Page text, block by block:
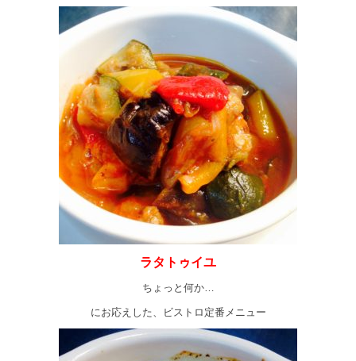
ラタトゥイユ
ちょっと何か…
にお応えした、ビストロ定番メニュー